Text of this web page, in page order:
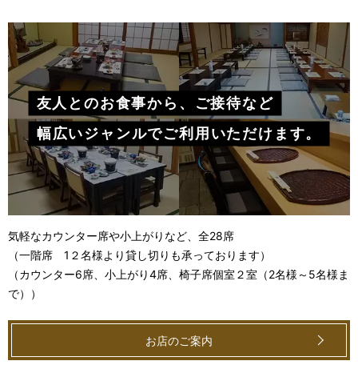
友人とのお食事から、ご接待など
幅広いジャンルでご利用いただけます。
気軽なカウンター席や小上がりなど、全28席
（一階席 1２名様より貸し切りも承っております）
（カウンター6席、小上がり4席、椅子席個室２室（2名様～5名様ま
で））
お店のご案内